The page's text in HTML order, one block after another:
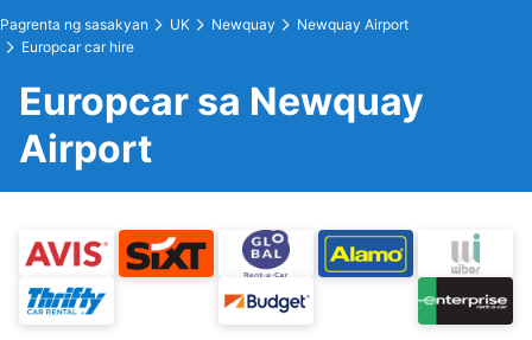
Pagrenta ng sasakyan UK Newquay
Newquay Airport
Europcar car hire
Europcar sa Newquay
Airport